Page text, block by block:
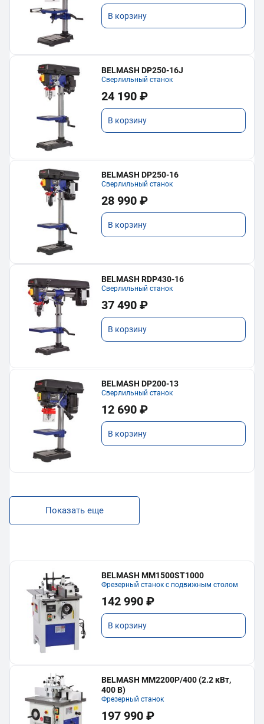
В корзину
BELMASH DP250-16J
Сверлильный станок
24 190 ₽
В корзину
BELMASH DP250-16
Сверлильный станок
28 990 ₽
В корзину
BELMASH RDP430-16
Сверлильный станок
37 490 ₽
В корзину
BELMASH DP200-13
Сверлильный станок
12 690 ₽
В корзину
Показать еще
BELMASH MM1500ST1000
Фрезерный станок с подвижным столом
142 990 ₽
В корзину
BELMASH MM2200P/400 (2.2 кВт,
400 В)
Фрезерный станок
197 990 ₽